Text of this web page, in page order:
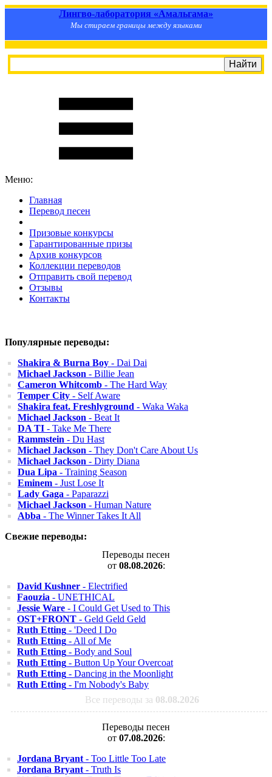
Лингво-лаборатория «Амальгама»
Мы стираем границы между языками
Меню:
Главная
Перевод песен
Призовые конкурсы
Гарантированные призы
Архив конкурсов
Коллекции переводов
Отправить свой перевод
Отзывы
Контакты
Популярные переводы:
Shakira & Burna Boy - Dai Dai
Michael Jackson - Billie Jean
Cameron Whitcomb - The Hard Way
Temper City - Self Aware
Shakira feat. Freshlyground - Waka Waka
Michael Jackson - Beat It
DA TI - Take Me There
Rammstein - Du Hast
Michael Jackson - They Don't Care About Us
Michael Jackson - Dirty Diana
Dua Lipa - Training Season
Eminem - Just Lose It
Lady Gaga - Paparazzi
Michael Jackson - Human Nature
Abba - The Winner Takes It All
Свежие переводы:
Переводы песен
от 08.08.2026:
David Kushner - Electrified
Faouzia - UNETHICAL
Jessie Ware - I Could Get Used to This
OST+FRONT - Geld Geld Geld
Ruth Etting - 'Deed I Do
Ruth Etting - All of Me
Ruth Etting - Body and Soul
Ruth Etting - Button Up Your Overcoat
Ruth Etting - Dancing in the Moonlight
Ruth Etting - I'm Nobody's Baby
Все переводы за 08.08.2026
Переводы песен
от 07.08.2026:
Jordana Bryant - Too Little Too Late
Jordana Bryant - Truth Is